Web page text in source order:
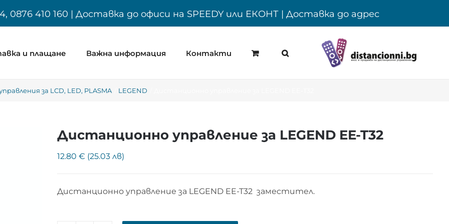
0876 410 160 | Доставка до офиси на SPEEDY или ЕКОНТ | Доставка до адрес
и плащане Важна информация Контакти
за LCD, LED, PLASMA LEGEND
Дистанционно управление за LEGEND EE-T32
12.80 € (25.03 лв)
Дистанционно управление за LEGEND EE-T32 заместител.